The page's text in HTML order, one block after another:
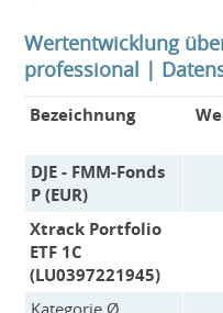
Wertentwicklung
professional |
Bezeichnung
DJE - FMM-Fonds
P (EUR)
Xtrack Portfolio
ETF 1C
(LU0397221945)